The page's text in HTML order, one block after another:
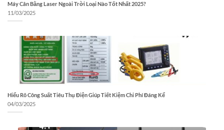
Máy Cân Bằng Laser Ngoài Trời Loại Nào Tốt Nhất 2025?
11/03/2025
Hiểu Rõ Công Suất Tiêu Thụ Điện Giúp Tiết Kiệm Chi Phí Đáng Kể
04/03/2025